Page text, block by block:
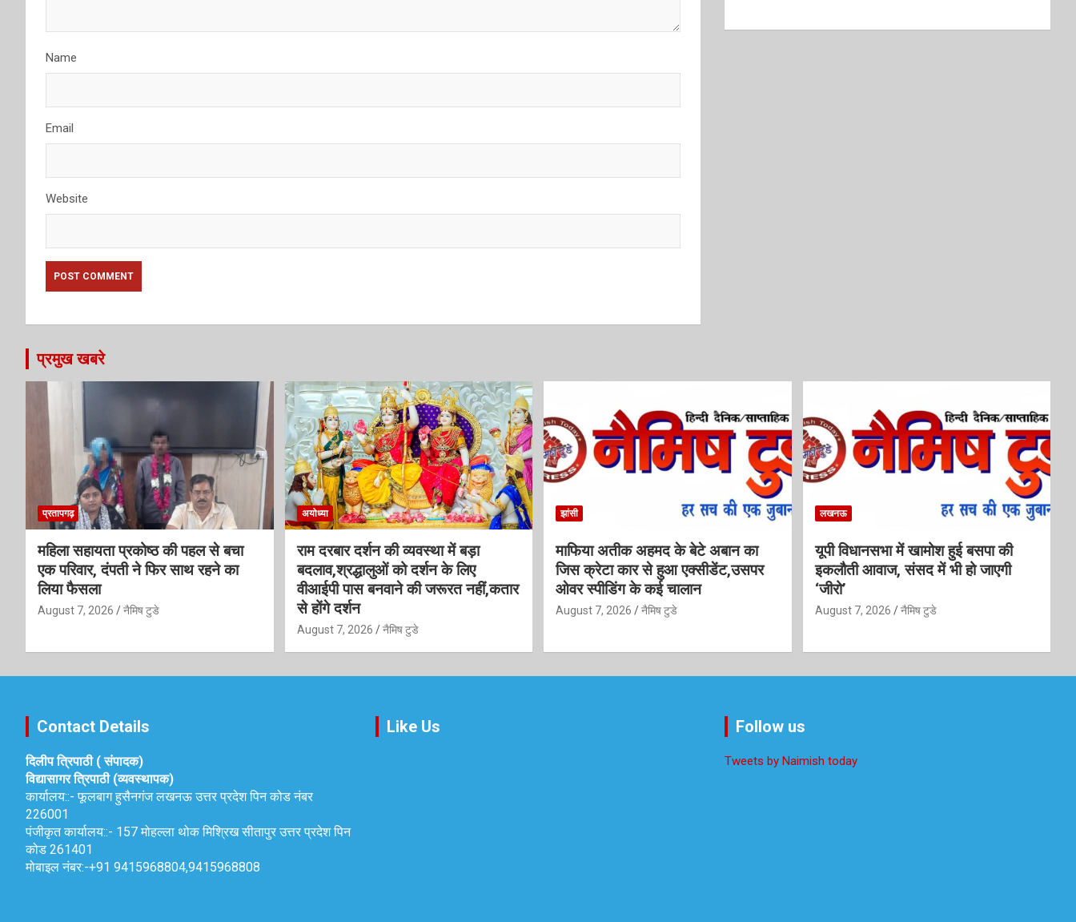
Name
Email
Website
प्रमुख खबरे
प्रतापगढ़
महिला सहायता प्रकोष्ठ की पहल से बचा
एक परिवार, दंपती ने फिर साथ रहने का
लिया फैसला
August 7, 2026 नैमिष टुडे
अयोध्या
राम दरबार दर्शन की व्यवस्था में बड़ा
बदलाव,श्रद्धालुओं को दर्शन के लिए
वीआईपी पास बनवाने की जरूरत नहीं,कतार
से होंगे दर्शन
August 7, 2026 नैमिष टुडे
झांसी
माफिया अतीक अहमद के बेटे अबान का
जिस क्रेटा कार से हुआ एक्सीडेंट,उसपर
ओवर स्पीडिंग के कई चालान
August 7, 2026 नैमिष टुडे
लखनऊ
यूपी विधानसभा में खामोश हुई बसपा की
इकलौती आवाज, संसद में भी हो जाएगी
‘जीरो’
August 7, 2026 नैमिष टुडे
Contact Details
दिलीप त्रिपाठी ( संपादक)
विद्यासागर त्रिपाठी (व्यवस्थापक)
कार्यालय::-फूलबाग हुसैनगंज लखनऊ उत्तर प्रदेश पिन कोड नंबर
226001
पंजीकृत कार्यालय::- 157 मोहल्ला थोक मिश्रिख सीतापुर उत्तर प्रदेश पिन
कोड 261401
मोबाइल नंबर:-+91 9415968804,9415968808
Like Us Follow us
Tweets by Naimish today